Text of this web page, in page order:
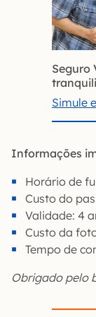
Seguro
Simule
Informações
Horário de
Custo do
Validade: 4
Custo da
Tempo de
Obrigado pelo